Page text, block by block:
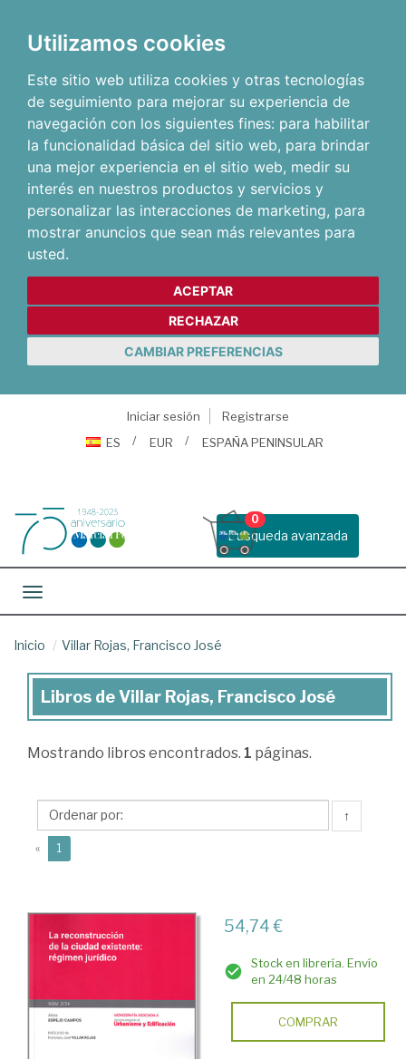
Utilizamos cookies
Este sitio web utiliza cookies y otras tecnologías
de seguimiento para mejorar su experiencia de
navegación con los siguientes fines: para habilitar
la funcionalidad básica del sitio web, para brindar
una mejor experiencia en el sitio web, medir su
interés en nuestros productos y servicios y
personalizar las interacciones de marketing, para
mostrar anuncios que sean más relevantes para
usted.
ACEPTAR
RECHAZAR
CAMBIAR PREFERENCIAS
Iniciar sesión
Registrarse
ES
EUR ESPAÑA PENINSULAR
Busqueda avanzada
0
Toggle navigation
Inicio Villar Rojas, Francisco José
Libros
Villar
Francisco
José
Libros de Villar Rojas, Francisco José
Mostrando libros encontrados. 1 páginas.
↑
« 1
54,74 €
Stock en librería. Envío
en 24/48 horas
COMPRAR